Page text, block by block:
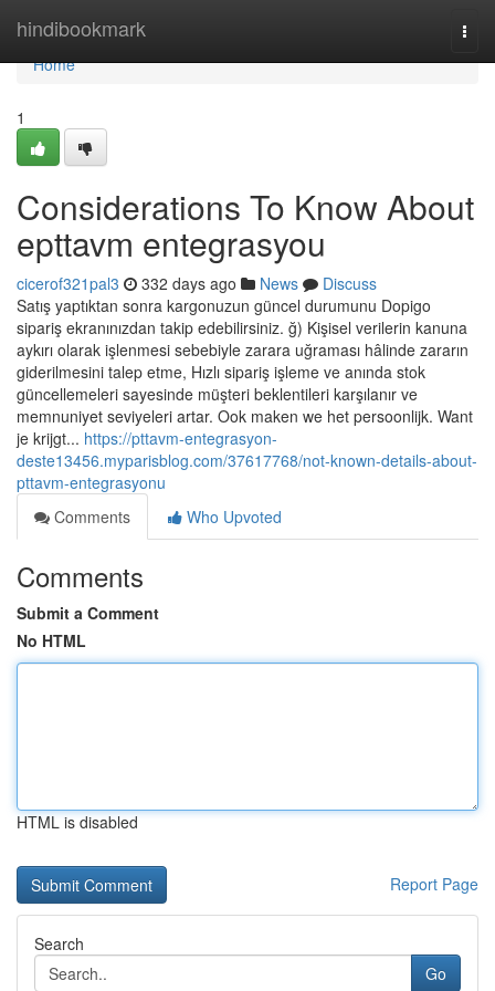
hindibookmark
Home
Home
1
Considerations To Know About
epttavm entegrasyou
cicerof321pal3 332 days ago News
Discuss
Satış yaptıktan sonra kargonuzun güncel durumunu Dopigo
sipariş ekranınızdan takip edebilirsiniz. ğ) Kişisel verilerin kanuna
aykırı olarak işlenmesi sebebiyle zarara uğraması hâlinde zararın
giderilmesini talep etme, Hızlı sipariş işleme ve anında stok
güncellemeleri sayesinde müşteri beklentileri karşılanır ve
memnuniyet seviyeleri artar. Ook maken we het persoonlijk. Want
je krijgt... https://pttavm-entegrasyon-
deste13456.myparisblog.com/37617768/not-known-details-about-
pttavm-entegrasyonu
Comments
Who Upvoted
Comments
Submit a Comment
No HTML
HTML is disabled
Report Page
Search
Go